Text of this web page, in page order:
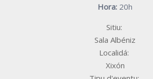
Hora: 20h
Sitiu:
Sala Albéniz
Localidá:
Xixón